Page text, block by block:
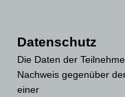
Datenschutz
Die Daten der
Nachweis gegenüber
einer